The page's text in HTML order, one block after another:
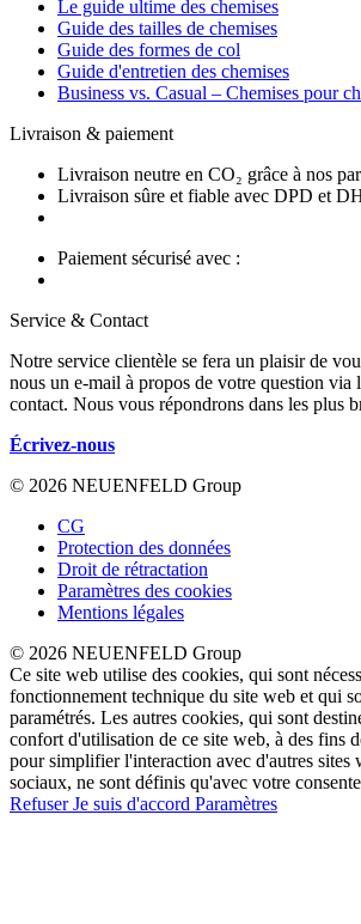
Le guide ultime des chemises
Guide des tailles de chemises
Guide des formes de col
Guide d'entretien des chemises
Business vs. Casual – Chemises pour
Livraison & paiement
Livraison neutre en CO₂ grâce à nos
Livraison sûre et fiable avec DPD et
Paiement sécurisé avec :
Service & Contact
Notre service clientèle se fera un plaisir de
nous un e-mail à propos de votre question via
contact. Nous vous répondrons dans les plus
Écrivez-nous
© 2026 NEUENFELD Group
CG
Protection des données
Droit de rétractation
Paramètres des cookies
Mentions légales
© 2026 NEUENFELD Group
Ce site web utilise des cookies, qui sont
fonctionnement technique du site web et qui
paramétrés. Les autres cookies, qui sont
confort d'utilisation de ce site web, à des fins
pour simplifier l'interaction avec d'autres sites
sociaux, ne sont définis qu'avec votre
RefuserJe suis d'accord Paramètres